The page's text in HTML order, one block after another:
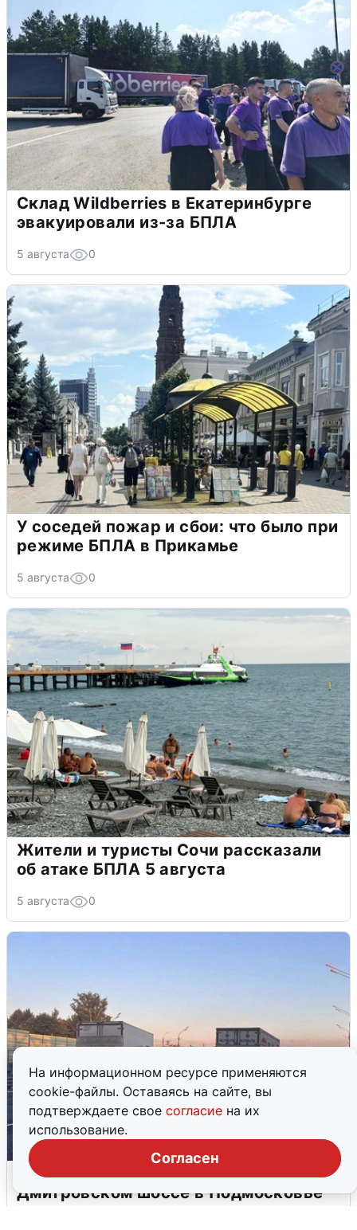
На информационном ресурсе применяются
cookie-файлы. Оставаясь на сайте, вы
подтверждаете свое согласие на их
использование.
Согласен
Склад Wildberries в Екатеринбурге
эвакуировали из-за БПЛА
5 августа 0
У соседей пожар и сбои: что было при
режиме БПЛА в Прикамье
5 августа 0
Жители и туристы Сочи рассказали
об атаке БПЛА 5 августа
5 августа 0
Пять машин столкнулись на
Дмитровском шоссе в Подмосковье